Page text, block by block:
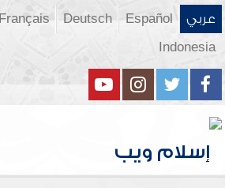
عربي Español
Deutsch
Français
Indonesia